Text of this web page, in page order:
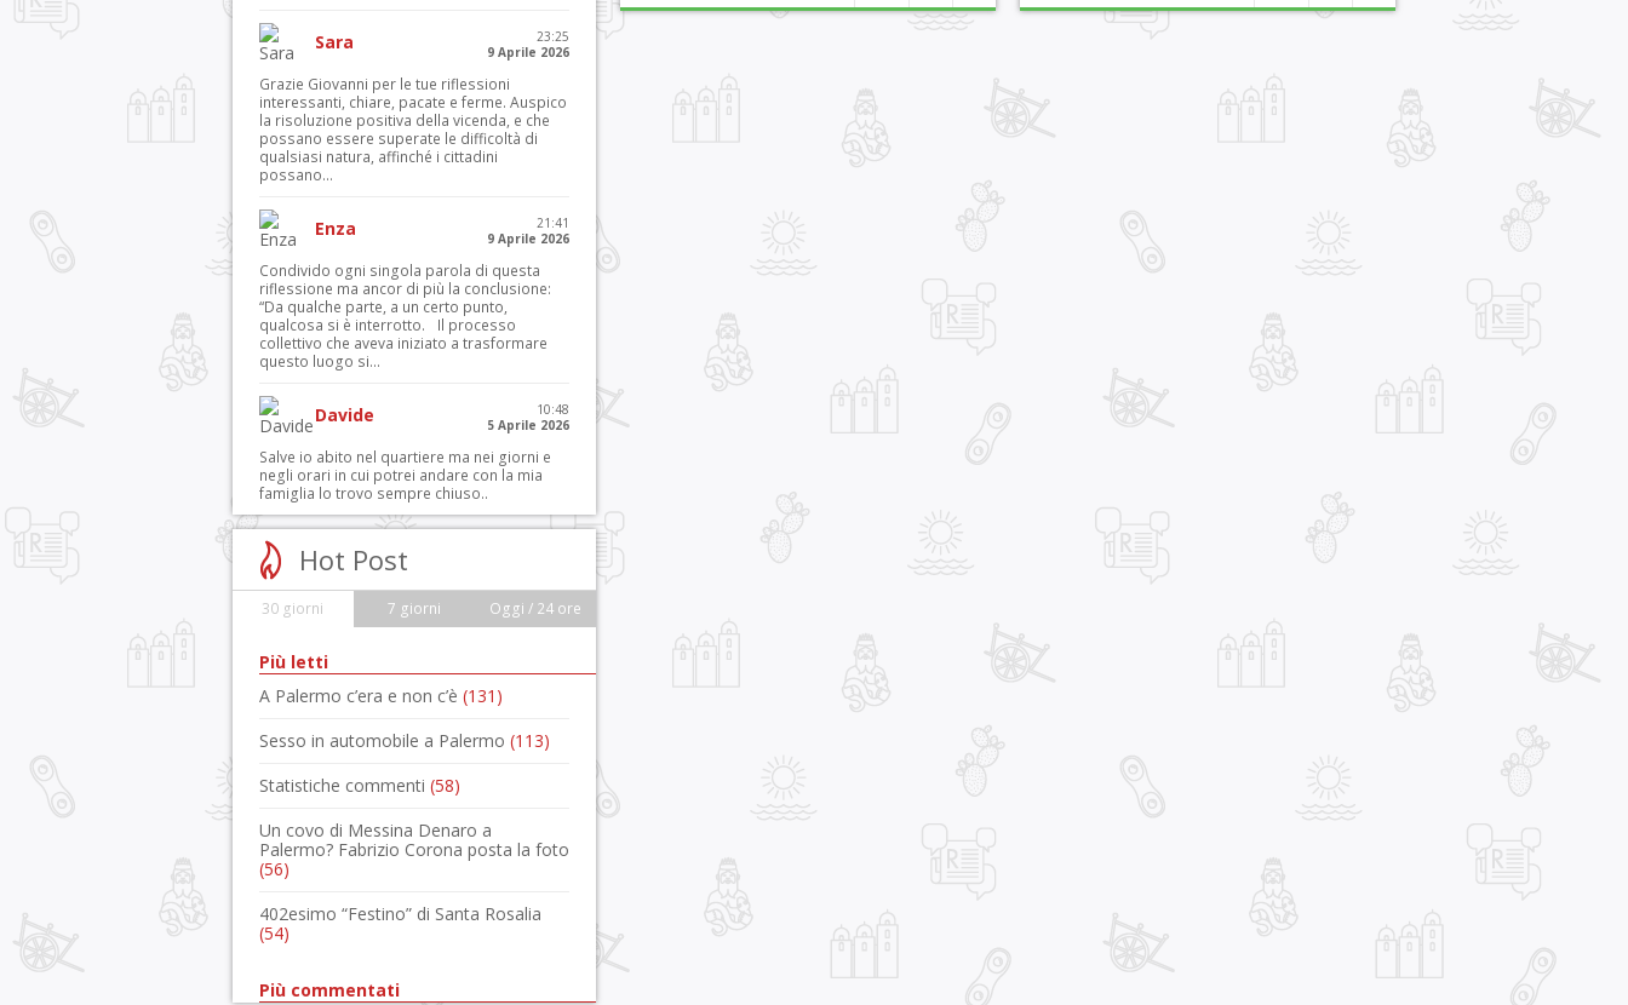
Sara
23:25
9 Aprile 2026
Grazie Giovanni per le tue riflessioni
interessanti, chiare, pacate e ferme. Auspico
la risoluzione positiva della vicenda, e che
possano essere superate le difficoltà di
qualsiasi natura, affinché i cittadini
possano...
Enza
21:41
9 Aprile 2026
Condivido ogni singola parola di questa
riflessione ma ancor di più la conclusione:
“Da qualche parte, a un certo punto,
qualcosa si è interrotto. Il processo
collettivo che aveva iniziato a trasformare
questo luogo si...
Davide
10:48
5 Aprile 2026
Salve io abito nel quartiere ma nei giorni e
negli orari in cui potrei andare con la mia
famiglia lo trovo sempre chiuso..
Hot Post
30 giorni 7 giorni Oggi / 24 ore
Più letti
A Palermo c’era e non c’è (131)
Sesso in automobile a Palermo (113)
Statistiche commenti (58)
Un covo di Messina Denaro a
Palermo? Fabrizio Corona posta la foto
(56)
402esimo “Festino” di Santa Rosalia
(54)
Più commentati